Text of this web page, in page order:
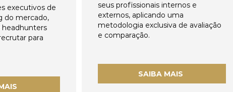
executivos de
do mercado,
para
seus profissionais internos e
externos, aplicando uma
metodologia exclusiva de avaliação
e comparação.
SAIBA MAIS